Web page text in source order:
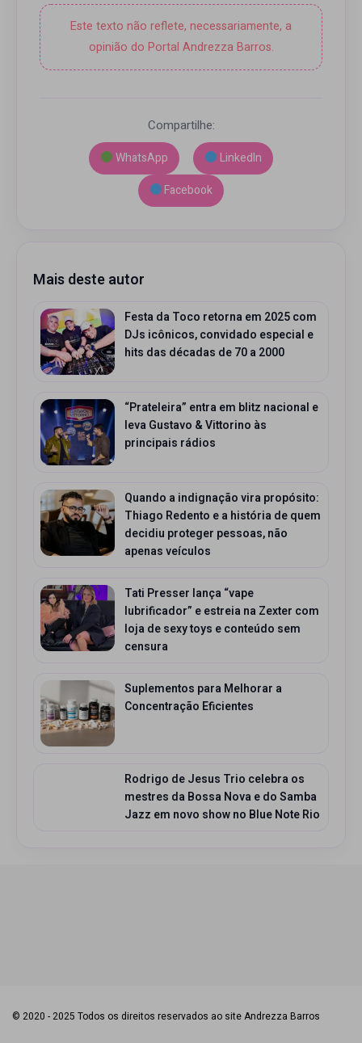
Este texto não reflete, necessariamente, a
opinião do Portal Andrezza Barros.
Compartilhe:
WhatsApp
LinkedIn
Facebook
Mais deste autor
Festa da Toco retorna em 2025 com
DJs icônicos, convidado especial e
hits das décadas de 70 a 2000
“Prateleira” entra em blitz nacional e
leva Gustavo & Vittorino às
principais rádios
Quando a indignação vira propósito:
Thiago Redento e a história de quem
decidiu proteger pessoas, não
apenas veículos
Tati Presser lança “vape
lubrificador” e estreia na Zexter com
loja de sexy toys e conteúdo sem
censura
Suplementos para Melhorar a
Concentração Eficientes
Rodrigo de Jesus Trio celebra os
mestres da Bossa Nova e do Samba
Jazz em novo show no Blue Note Rio
© 2020 - 2025 Todos os direitos reservados ao site Andrezza Barros